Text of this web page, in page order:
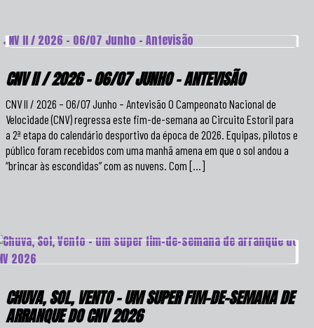
CNV II / 2026 – 06/07 JUNHO – ANTEVISÃO
CNV II / 2026 – 06/07 Junho – Antevisão O Campeonato Nacional de
Velocidade (CNV) regressa este fim-de-semana ao Circuito Estoril para
a 2ª etapa do calendário desportivo da época de 2026. Equipas, pilotos e
público foram recebidos com uma manhã amena em que o sol andou a
“brincar às escondidas” com as nuvens. Com […]
CHUVA, SOL, VENTO – UM SUPER FIM-DE-SEMANA DE
ARRANQUE DO CNV 2026